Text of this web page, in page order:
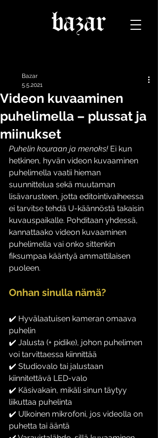
Videon kuvaaminen
puhelimella – plussat ja
miinukset
Bazar
5.5.2021
Puhelin kouraan ja menoks! Ei kun
hetkinen, hyvän videon kuvaaminen
puhelimella vaatii hieman
suunnittelua sekä muutaman
lisävarusteen, jotta editointivaiheessa
ei tarvitse tehdä U-käännöstä takaisin
kuvauspaikalle. Pohditaan yhdessä,
kannattaako videon kuvaaminen
puhelimella vai onko sittenkin
fiksumpaa kääntyä ammattilaisen
puoleen.
Onhan sinulla nämä?
✔️ Hyvälaatuisen kameran omaava
puhelin
✔️ Jalusta (+ pidike), johon puhelimen
voi tarvittaessa kiinnittää
✔️ Studiovalo tai jalustaan
kiinnitettävä LED-valo
✔️ Käsivakain, mikäli sinun täytyy
liikuttaa puhelinta
✔️ Ulkoinen mikrofoni, jos videolla on
puhetta tai ääntä